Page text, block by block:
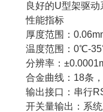
良好的U型架驱
性能指标
厚度范围：
温度范围：0℃-
分辨率：
合金曲线：18条
输出接口：串行
开关量输出：系